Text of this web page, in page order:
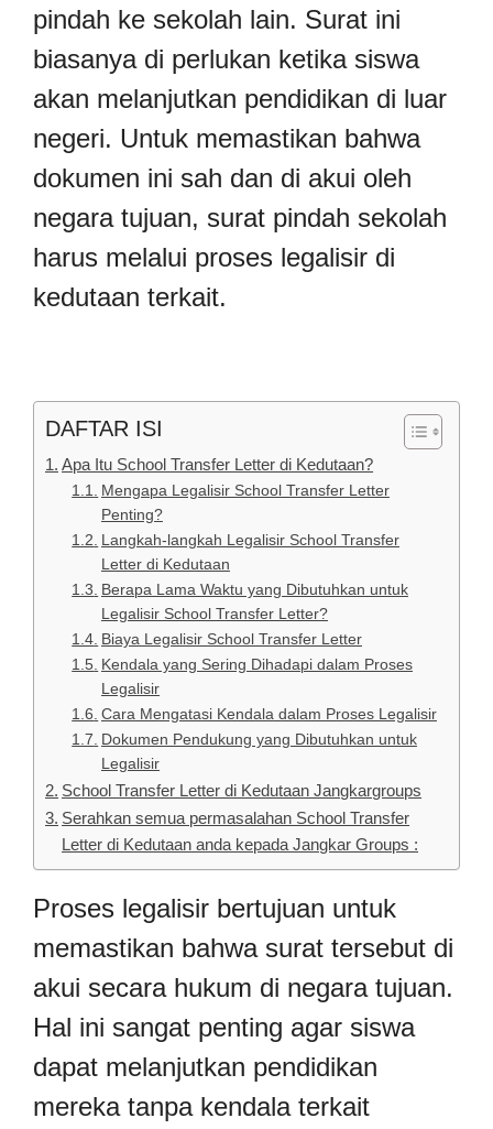
pindah ke sekolah lain. Surat ini
biasanya di perlukan ketika siswa
akan melanjutkan pendidikan di luar
negeri. Untuk memastikan bahwa
dokumen ini sah dan di akui oleh
negara tujuan, surat pindah sekolah
harus melalui proses legalisir di
kedutaan terkait.
DAFTAR ISI
Apa Itu School Transfer Letter di Kedutaan?
Mengapa Legalisir School Transfer Letter
Penting?
Langkah-langkah Legalisir School Transfer
Letter di Kedutaan
Berapa Lama Waktu yang Dibutuhkan untuk
Legalisir School Transfer Letter?
Biaya Legalisir School Transfer Letter
Kendala yang Sering Dihadapi dalam Proses
Legalisir
Cara Mengatasi Kendala dalam Proses Legalisir
Dokumen Pendukung yang Dibutuhkan untuk
Legalisir
School Transfer Letter di Kedutaan Jangkargroups
Serahkan semua permasalahan School Transfer
Letter di Kedutaan anda kepada Jangkar Groups :
Proses legalisir bertujuan untuk
memastikan bahwa surat tersebut di
akui secara hukum di negara tujuan.
Hal ini sangat penting agar siswa
dapat melanjutkan pendidikan
mereka tanpa kendala terkait